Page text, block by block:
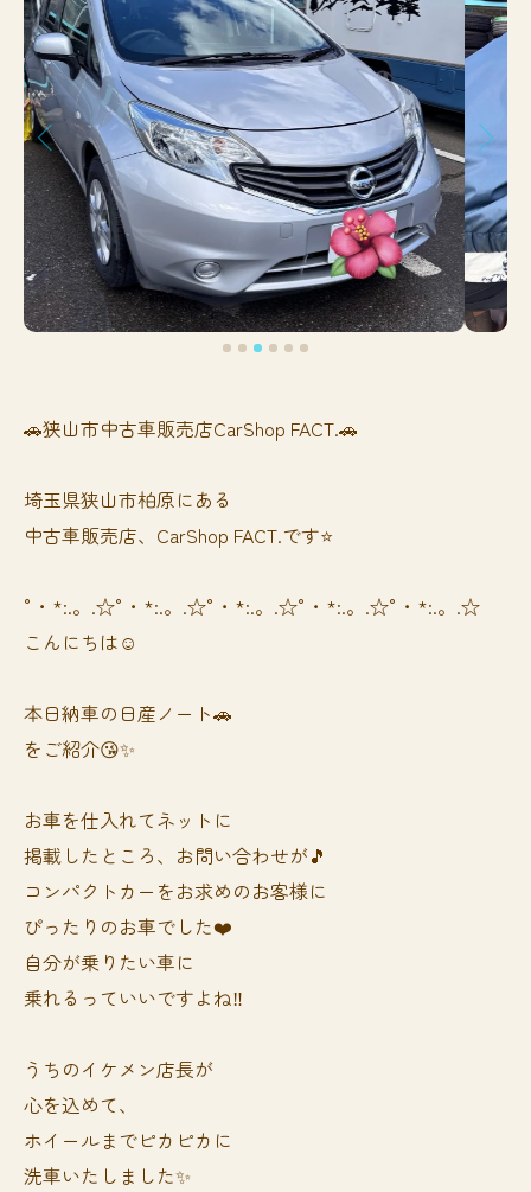
🚗狭山市中古車販売店CarShop FACT.🚗
埼玉県狭山市柏原にある
中古車販売店、CarShop FACT.です⭐️
°・*:.。.☆°・*:.。.☆°・*:.。.☆°・*:.。.☆°・*:.。.☆
こんにちは☺️
本日納車の日産ノート🚗
をご紹介😘✨
お車を仕入れてネットに
掲載したところ、お問い合わせが🎵
コンパクトカーをお求めのお客様に
ぴったりのお車でした❤️
自分が乗りたい車に
乗れるっていいですよね‼️
うちのイケメン店長が
心を込めて、
ホイールまでピカピカに
洗車いたしました✨